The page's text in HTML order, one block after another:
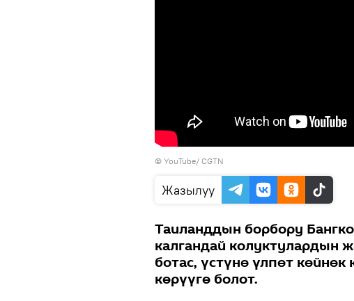
© YouTube/ CGTN
Жазылуу
Таиланддын борбору
калгандай колуктулардын
ботас, үстүнө үлпөт
көрүүгө болот.